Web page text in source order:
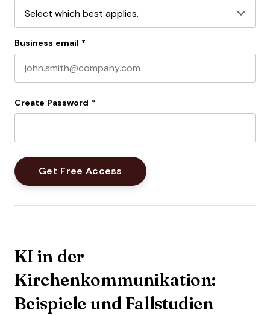
Business email *
Create Password *
KI in der
Kirchenkommunikation:
Beispiele und Fallstudien